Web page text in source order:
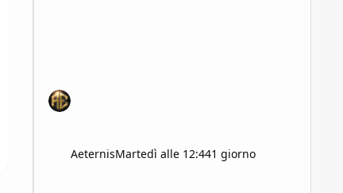
AeternisMartedì alle 12:441 giorno